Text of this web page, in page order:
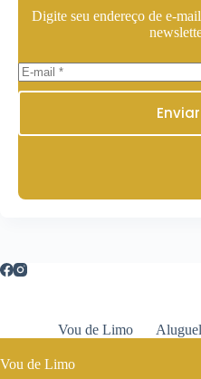
Digite seu endereço de e-
Enviar
Vou de Limo
Vou de Limo